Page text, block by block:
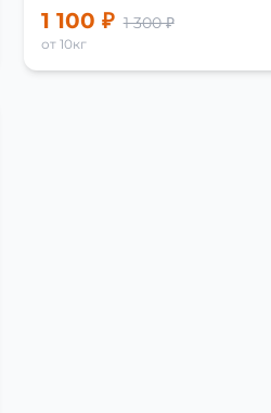
1 100 ₽ 1 300 ₽
от 10кг